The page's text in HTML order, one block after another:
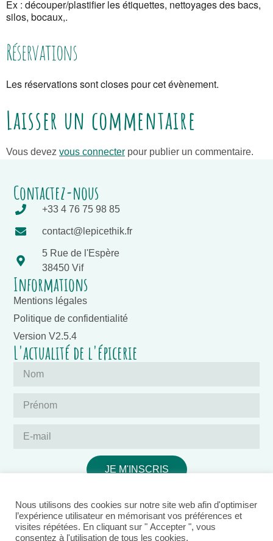
Ex : découper/plastifier les étiquettes, nettoyages des bacs,
silos, bocaux,.
Réservations
Les réservations sont closes pour cet évènement.
Laisser un commentaire
Vous devez vous connecter pour publier un commentaire.
Contactez-nous
+33 4 76 75 98 85
contact@lepicethik.fr
5 Rue de l'Espère
38450 Vif
Informations
Mentions légales
Politique de confidentialité
Version V2.5.4
L'actualité de l'épicerie
JE M'INSCRIS
Nous utilisons des cookies sur notre site web afin d'optimiser
l’expérience utilisateur en mémorisant vos préférences et
visites répétées. En cliquant sur " Accepter ", vous
consentez à l'utilisation de tous les cookies.